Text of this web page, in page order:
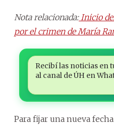
Nota relacionada:Inicio
por el crimen de María
Recibí las noticias en
al canal de ÚH en
Para fijar una nueva